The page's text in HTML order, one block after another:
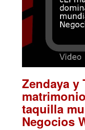
Zendaya y
taquilla
Negocios